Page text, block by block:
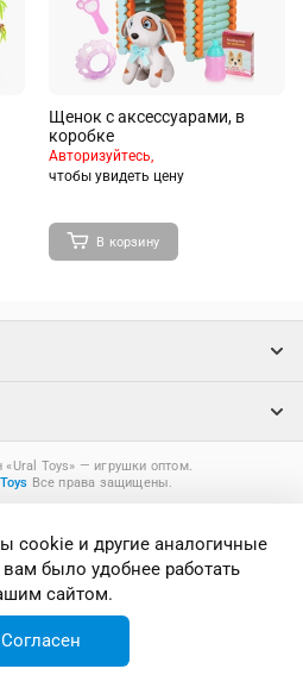
Щенок с аксессуарами, в
коробке
Авторизуйтесь,
чтобы увидеть цену
В корзину
«Ural Toys» ― игрушки оптом.
Все права защищены.
cookie и другие аналогичные
было удобнее работать
сайтом.
Согласен
Корзина